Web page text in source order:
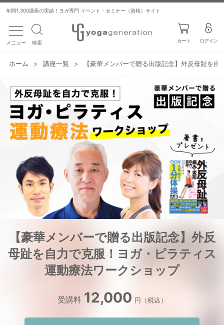
年間1,300講座の実績！ヨガ専門 イベント・セミナー（資格）サイト
toggle navigation
メニュー 検索 カート ログイン
ホーム > 講座一覧 > 【豪華メンバーで贈る出版記念】外反母趾を
【豪華メンバーで贈る出版記念】外反
母趾を自力で克服！ヨガ・ピラティス
運動療法ワークショップ
受講料 12,000 円（税込）